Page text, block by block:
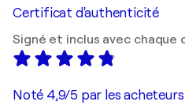
Certificat d'authenticité
Signé et inclus avec chaque
Noté 4,9/5 par les